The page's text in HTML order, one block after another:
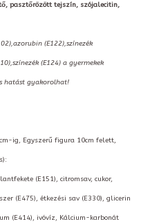
pasztőrözött tejszín, szójalecitin,
(E122),színezék
(E124) a gyermekek
hatást gyakorolhat!
ig, Egyszerű figura 10cm felett,
(E151), citromsav, cukor,
(E475), étkezési sav (E330), glicerin
(E414), ivóvíz, Kálcium-karbonát